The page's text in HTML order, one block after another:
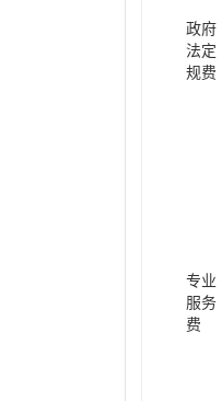
政府
法定
规费
专业
服务
费